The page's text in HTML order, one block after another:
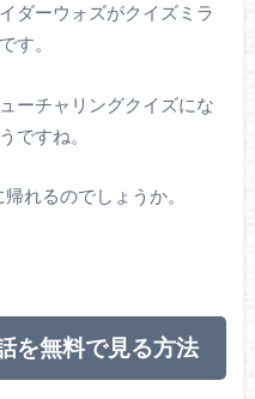
ダーウォズがクイズミラ
す。
ーチャリングクイズにな
ですね。
れるのでしょうか。
を無料で見る方法